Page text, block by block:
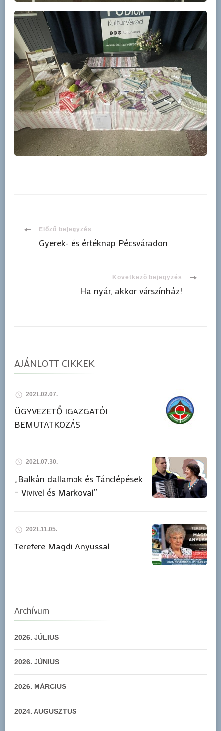
Bejegyzések
Előző bejegyzés
Gyerek- és értéknap Pécsváradon
Következő bejegyzés
Ha nyár, akkor várszínház!
AJÁNLOTT CIKKEK
2021.02.07.
ÜGYVEZETŐ IGAZGATÓI
BEMUTATKOZÁS
2021.07.30.
„Balkán dallamok és Tánclépések
– Vivivel és Markoval”
2021.11.05.
Terefere Magdi Anyussal
Archívum
2026. JÚLIUS
2026. JÚNIUS
2026. MÁRCIUS
2024. AUGUSZTUS